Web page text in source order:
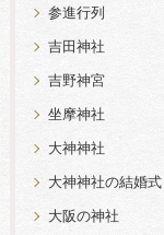
参進行列
吉田神社
吉野神宮
坐摩神社
大神神社
大神神社の結婚式
大阪の神社